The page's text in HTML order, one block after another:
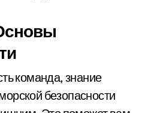
команда, знание
безопасности